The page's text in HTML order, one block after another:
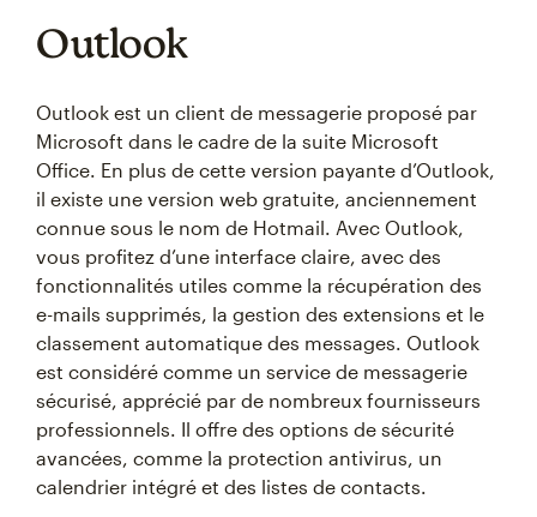
Outlook
Outlook est un client de messagerie proposé par
Microsoft dans le cadre de la suite Microsoft
Office. En plus de cette version payante d’Outlook,
il existe une version web gratuite, anciennement
connue sous le nom de Hotmail. Avec Outlook,
vous profitez d’une interface claire, avec des
fonctionnalités utiles comme la récupération des
e-mails supprimés, la gestion des extensions et le
classement automatique des messages. Outlook
est considéré comme un service de messagerie
sécurisé, apprécié par de nombreux fournisseurs
professionnels. Il offre des options de sécurité
avancées, comme la protection antivirus, un
calendrier intégré et des listes de contacts.